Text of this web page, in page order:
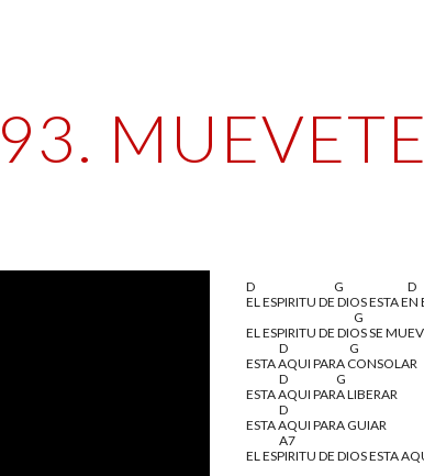
93.
D                                    G                             D
EL ESPIRITU DE DIOS ESTA EN
G
EL ESPIRITU DE DIOS SE
               D                            G
ESTA AQUI PARA CONSOLAR
               D                      G
ESTA AQUI PARA LIBERAR
               D
ESTA AQUI PARA GUIAR
               A7
EL ESPIRITU DE DIOS ESTA